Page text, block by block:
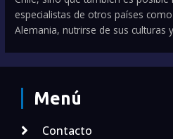
especialistas de otros países
Alemania, nutrirse de sus culturas
Menú
Contacto